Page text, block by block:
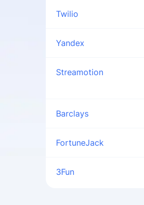
Twilio
Yandex
Streamotion
Barclays
FortuneJack
3Fun